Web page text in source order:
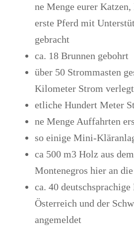
ne Menge eurer Katzen,
erste Pferd mit
gebracht
ca. 18 Brunnen gebohrt
über 50 Strommasten
Kilometer Strom verlegt
etliche Hundert Meter
ne Menge Auffahrten
so einige Mini-
ca 500 m3 Holz aus
Montenegros hier an
ca. 40
Österreich und der
angemeldet